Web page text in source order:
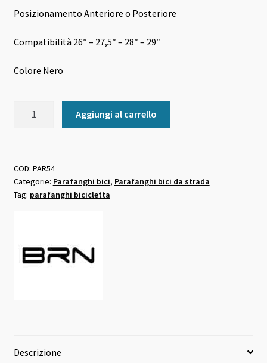
Posizionamento Anteriore o Posteriore
Compatibilità 26″ – 27,5″ – 28″ – 29″
Colore Nero
fender
quantità
Aggiungi al carrello
COD: PAR54
Categorie: Parafanghi bici, Parafanghi bici da strada
Tag: parafanghi bicicletta
Descrizione